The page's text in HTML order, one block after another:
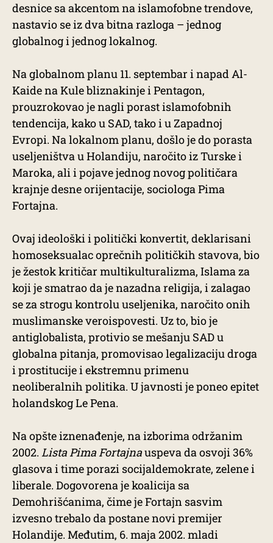
desnice sa akcentom na islamofobne trendove,
nastavio se iz dva bitna razloga – jednog
globalnog i jednog lokalnog.
Na globalnom planu 11. septembar i napad Al-
Kaide na Kule bliznakinje i Pentagon,
prouzrokovao je nagli porast islamofobnih
tendencija, kako u SAD, tako i u Zapadnoj
Evropi. Na lokalnom planu, došlo je do porasta
useljeništva u Holandiju, naročito iz Turske i
Maroka, ali i pojave jednog novog političara
krajnje desne orijentacije, sociologa Pima
Fortajna.
Ovaj ideološki i politički konvertit, deklarisani
homoseksualac oprečnih političkih stavova, bio
je žestok kritičar multikulturalizma, Islama za
koji je smatrao da je nazadna religija, i zalagao
se za strogu kontrolu useljenika, naročito onih
muslimanske veroispovesti. Uz to, bio je
antiglobalista, protivio se mešanju SAD u
globalna pitanja, promovisao legalizaciju droga
i prostitucije i ekstremnu primenu
neoliberalnih politika. U javnosti je poneo epitet
holandskog Le Pena.
Na opšte iznenađenje, na izborima održanim
2002. Lista Pima Fortajnauspeva da osvoji 36%
glasova i time porazi socijaldemokrate, zelene i
liberale. Dogovorena je koalicija sa
Demohrišćanima, čime je Fortajn sasvim
izvesno trebalo da postane novi premijer
Holandije. Međutim, 6. maja 2002. mladi